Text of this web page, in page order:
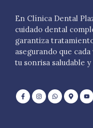
En Clínica Dental
cuidado dental
garantiza
asegurando que
tu sonrisa saludable